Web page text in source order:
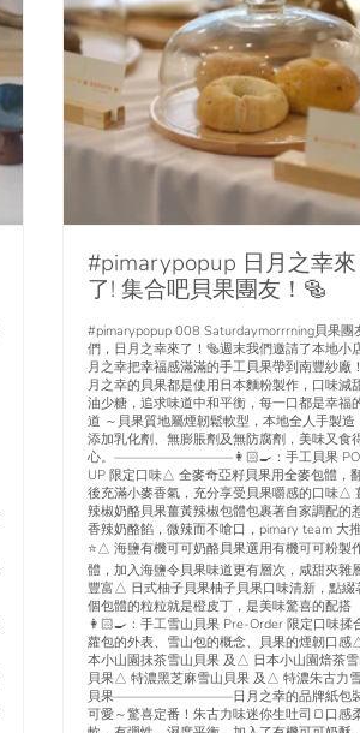
#pimarypopup 日月之幸來
了! 集合吧貝果團友！🥯
#pimarypopup 008 Saturdaymorrrning貝果團
們，日月之幸來了！🥯週末我們邀請了本地小
月之幸把幸福感滿滿的手工貝果帶到南豐紗廠
月之幸的貝果都是使用日本麵粉製作，口味減
油少糖，追求味道中和平衡，每一口都是幸福
道 ～貝果質地屬煙韌鬆軟型，本地全人手製造
添加乳化劑、無膨脹劑及無防腐劑，美味又食
心。—————————👩🏻‍🍳：手工貝果
UP 限定口味△ 全麥奇亞籽貝果用全麥包體，
後充滿小麥香氣，充分享受貝果嚼感的口味△
辣椒奶酪貝果薑黃辣椒包體包裹著自家調配的
香辣奶酪餡，微辣而不嗆口，pimary team 大推
⭐️△ 海鹽有機可可奶酪貝果選用有機可可粉製
體，加入海鹽令貝果味道更有層次，咸甜夾雜
豐富△ 日式柚子貝果柚子貝果口味清新，點綴
個包體的粒粒就是橙皮丁，是美味驚喜的配搭
👩🏻‍🍳：手工雪山貝果 Pre-Order 限定口味揉
蘿包的外表、雪山包的概念、貝果的煙韌口感
本小山園抺茶雪山貝果 及△ 日本小山園焙茶
貝果△ 特濃黑芝麻雪山貝果 及△ 特濃朱古力
貝果—————————日月之幸的品牌紙包
可愛～驚喜定番！朱古力味迷你生吐司🍞口感